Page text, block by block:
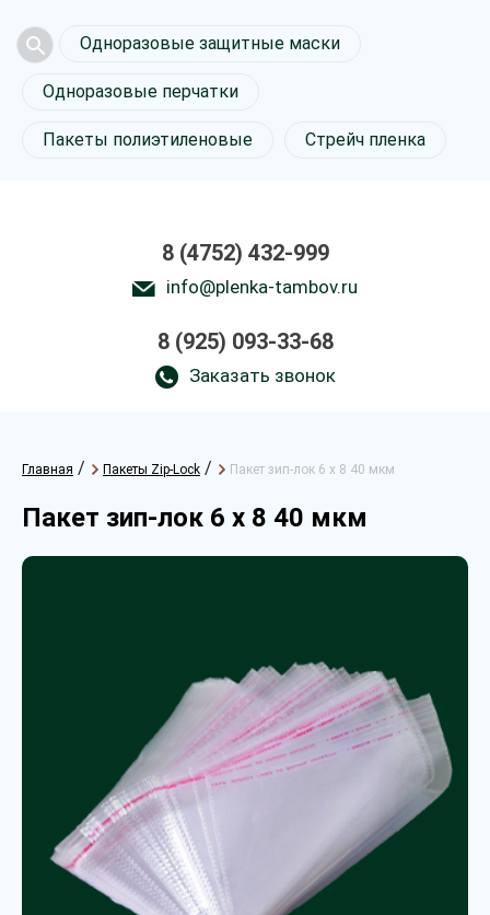
Одноразовые защитные маски
Одноразовые перчатки
Пакеты полиэтиленовые Стрейч пленка
8 (4752) 432-999
info@plenka-tambov.ru
8 (925) 093-33-68
Заказать звонок
Главная / Пакеты Zip-Lock / Пакет зип-лок 6 х 8 40 мкм
Пакет зип-лок 6 х 8 40 мкм